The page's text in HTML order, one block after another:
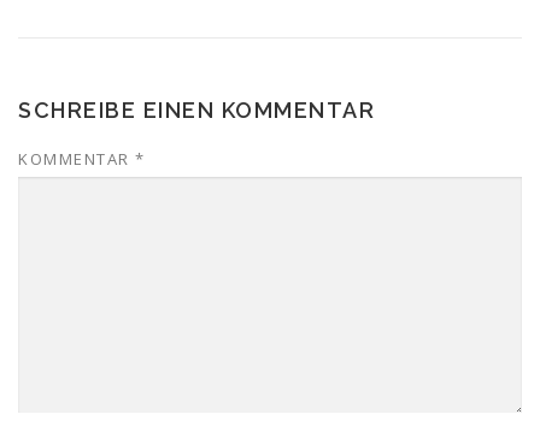
SCHREIBE EINEN KOMMENTAR
KOMMENTAR *